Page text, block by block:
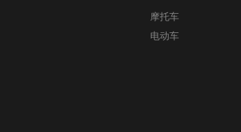
摩托车
电动车